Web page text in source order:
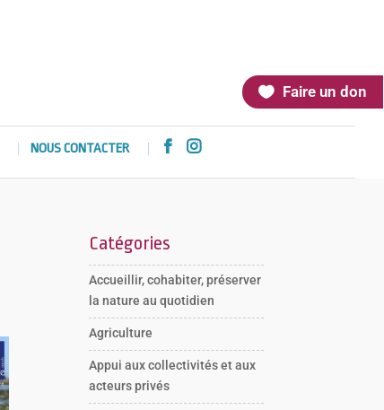
Faire un don
NOUS CONTACTER  
Catégories
Accueillir, cohabiter, préserver
la nature au quotidien
Agriculture
Appui aux collectivités et aux
acteurs privés